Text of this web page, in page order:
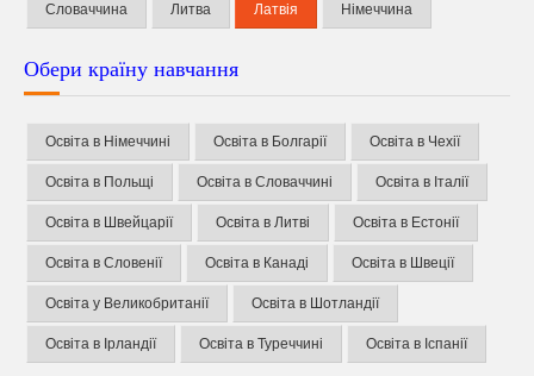
Словаччина Литва Латвія Німеччина
Обери країну навчання
Освіта в Німеччині Освіта в Болгарії Освіта в Чехії
Освіта в Польщі Освіта в Словаччині Освіта в Італії
Освіта в Швейцарії Освіта в Литві Освіта в Естонії
Освіта в Словенії Освіта в Канаді Освіта в Швеції
Освіта у Великобританії Освіта в Шотландії
Освіта в Ірландії Освіта в Туреччині Освіта в Іспанії